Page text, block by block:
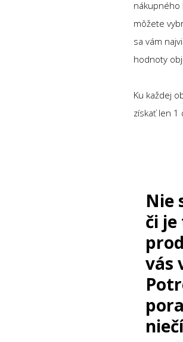
nákupného
môžete
sa vám
hodnoty
Ku každej
získať len 1
Nie
či
vás